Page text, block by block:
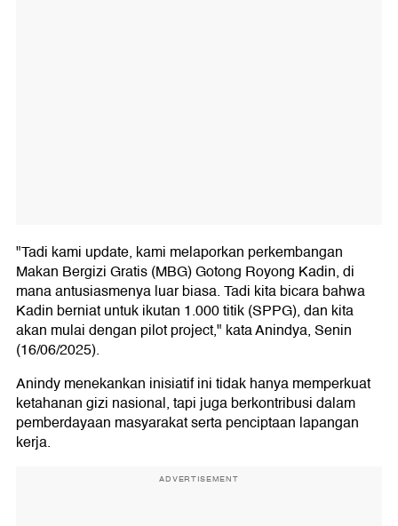
"Tadi kami update, kami melaporkan perkembangan
Makan Bergizi Gratis (MBG) Gotong Royong Kadin, di
mana antusiasmenya luar biasa. Tadi kita bicara bahwa
Kadin berniat untuk ikutan 1.000 titik (SPPG), dan kita
akan mulai dengan pilot project," kata Anindya, Senin
(16/06/2025).
Anindy menekankan inisiatif ini tidak hanya memperkuat
ketahanan gizi nasional, tapi juga berkontribusi dalam
pemberdayaan masyarakat serta penciptaan lapangan
kerja.
ADVERTISEMENT